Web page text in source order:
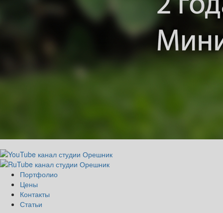
Портфолио
Цены
Контакты
Статьи